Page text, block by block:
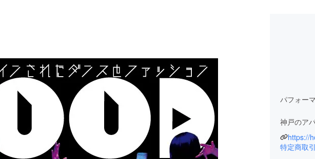
パフォー
神戸のア
パフォー
https://
特定商取